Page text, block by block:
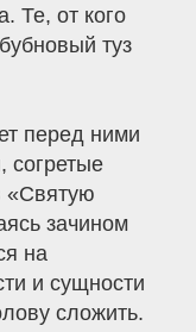
Те, от кого
туз
перед ними
согретые
«Святую
зачином
на
и сущности
сложить.